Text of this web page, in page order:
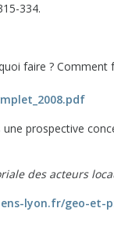
334.
faire ? Comment
prospective
des acteurs
lyon.fr/geo-et-